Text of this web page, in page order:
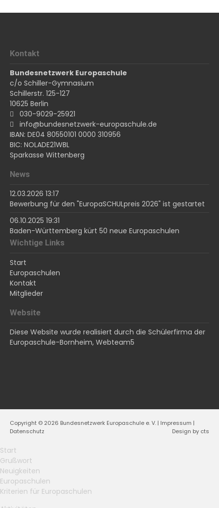
Kontakt
Bundesnetzwerk Europaschule
c/o Schiller-Gymnasium
Schillerstr. 125-127
10625 Berlin
030-9029-25921
info@bundesnetzwerk-europaschule.de
IBAN: DE04 80550101 0000 310956
BIC: NOLADE21WBL
Sparkasse Wittenberg
News
12.03.2026 13:17
Bewerbung für den "EuropaSCHULpreis 2026" ist gestartet
06.10.2025 19:31
Baden-Württemberg kürt 50 neue Europaschulen
Wichtige Links
Start
Europaschulen
Kontakt
Mitglieder
Website
Diese Website wurde realisiert durch die Schülerfirma der
Europaschule-Bornheim, Webteam5
Copyright © 2026 Bundesnetzwerk Europaschule e. V. | Impressum |
Datenschutz
Design by cts
Start
Grußwort
Neuigkeiten
Europaschulen
Kriterien für Europaschulen